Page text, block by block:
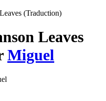
(Traduction)
Leaves
Miguel